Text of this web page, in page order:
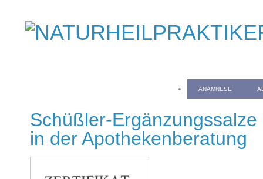
ANAMNESE
Schüßler-
in der Apothekenberatung